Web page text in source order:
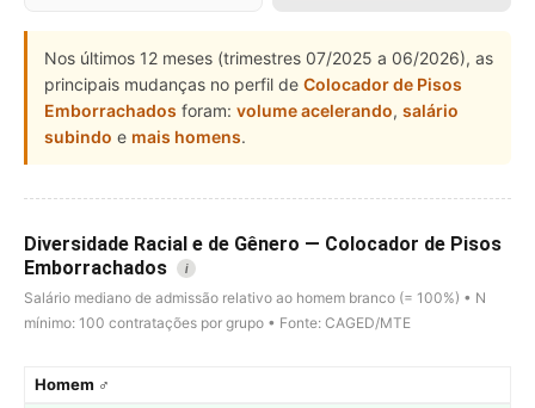
Nos últimos 12 meses (trimestres 07/2025 a 06/2026), as
principais mudanças no perfil de Colocador de Pisos
Emborrachados foram: volume acelerando, salário
subindo e mais homens.
Diversidade Racial e de Gênero — Colocador de Pisos
Emborrachados
i
Salário mediano de admissão relativo ao homem branco (= 100%) • N
mínimo: 100 contratações por grupo • Fonte: CAGED/MTE
Homem ♂